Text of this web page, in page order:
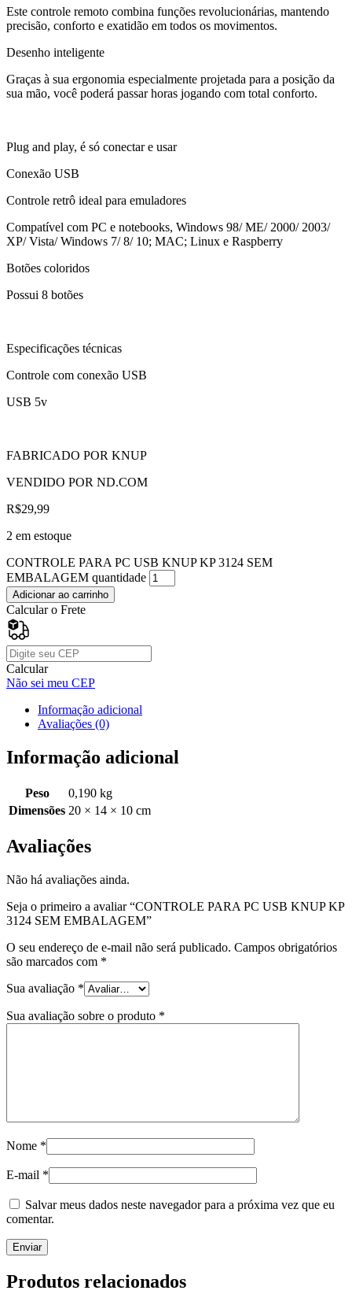
Este controle remoto combina funções revolucionárias, mantendo
precisão, conforto e exatidão em todos os movimentos.
Desenho inteligente
Graças à sua ergonomia especialmente projetada para a posição da
sua mão, você poderá passar horas jogando com total conforto.
Plug and play, é só conectar e usar
Conexão USB
Controle retrô ideal para emuladores
Compatível com PC e notebooks, Windows 98/ ME/ 2000/ 2003/
XP/ Vista/ Windows 7/ 8/ 10; MAC; Linux e Raspberry
Botões coloridos
Possui 8 botões
Especificações técnicas
Controle com conexão USB
USB 5v
FABRICADO POR KNUP
VENDIDO POR ND.COM
R$29,99
2 em estoque
CONTROLE PARA PC USB KNUP KP 3124 SEM
EMBALAGEM quantidade
Adicionar ao carrinho
Calcular o Frete
Calcular
Não sei meu CEP
Informação adicional
Avaliações (0)
Informação adicional
Peso
0,190 kg
Dimensões 20 × 14 × 10 cm
Avaliações
Não há avaliações ainda.
Seja o primeiro a avaliar “CONTROLE PARA PC USB KNUP KP
3124 SEM EMBALAGEM”
O seu endereço de e-mail não será publicado. Campos obrigatórios
são marcados com *
Sua avaliação *
Sua avaliação sobre o produto *
Nome *
E-mail *
Salvar meus dados neste navegador para a próxima vez que eu
comentar.
Produtos relacionados